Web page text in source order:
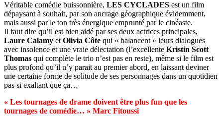
Véritable comédie buissonnière, LES CYCLADES est un film
dépaysant à souhait, par son ancrage géographique évidemment,
mais aussi par le ton très énergique emprunté par le cinéaste.
Il faut dire qu’il est bien aidé par ses deux actrices principales,
Laure Calamy et Olivia Côte qui « balancent » leurs dialogues
avec insolence et une vraie délectation (l’excellente Kristin Scott
Thomas qui complète le trio n’est pas en reste), même si le film est
plus profond qu’il n’y parait au premier abord, en laissant deviner
une certaine forme de solitude de ses personnages dans un quotidien
pas si exaltant que ça…
« Les tournages de drame doivent être plus fun que les
tournages de comédie… » Marc Fitoussi